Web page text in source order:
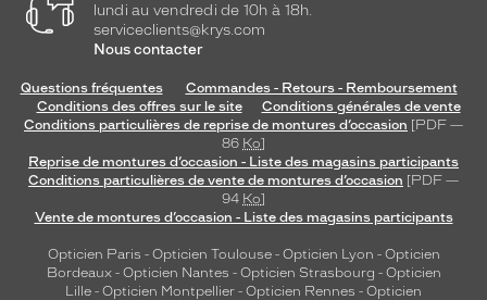
lundi au vendredi de 10h à 18h.
serviceclients@krys.com
Nous contacter
Questions fréquentes
Commandes - Retours - Remboursement
Conditions des offres sur le site
Conditions générales de vente
Conditions particulières de reprise de montures d’occasion [PDF —
86 Ko]
Reprise de montures d’occasion - Liste des magasins participants
Conditions particulières de vente de montures d’occasion [PDF —
94 Ko]
Vente de montures d’occasion - Liste des magasins participants
Opticien Paris - Opticien Toulouse- Opticien Lyon - Opticien
Bordeaux- Opticien Nantes - Opticien Strasbourg - Opticien
Lille - Opticien Montpellier - Opticien Rennes - Opticien